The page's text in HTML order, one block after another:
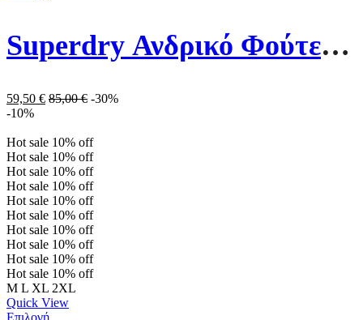
Superdry Ανδρικό Φούτερ M2013479A-K6J Λευκό
59,50 € 85,00€ -30%
-10%
Hot sale 10% off
Hot sale 10% off
Hot sale 10% off
Hot sale 10% off
Hot sale 10% off
Hot sale 10% off
Hot sale 10% off
Hot sale 10% off
Hot sale 10% off
Hot sale 10% off
M L XL 2XL
Quick View